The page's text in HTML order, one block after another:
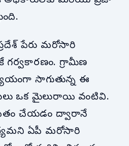
పేరు మరోసారి
గర్వకారణం. గ్రామీణ
సాగుతున్న ఈ
ఒక మైలురాయి వంటివి.
చేయడం ద్వారానే
ఏపీ మరోసారి